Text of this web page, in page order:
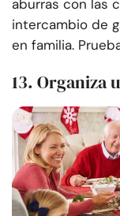
aburras con las
intercambio de
en familia.
13. Organiza